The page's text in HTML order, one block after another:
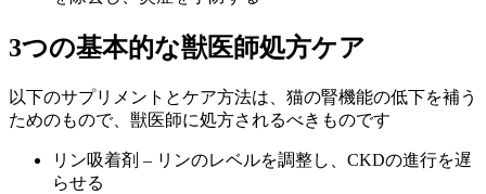
3つの基本的な獣医師処方ケア
以下のサプリメントとケア方法は、猫の腎機能の低下を補う
ためのもので、獣医師に処方されるべきものです
リン吸着剤 – リンのレベルを調整し、CKDの進行を遅
らせる